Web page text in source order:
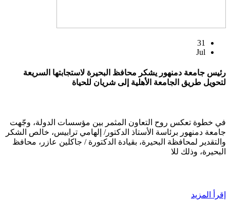
31
Jul
رئيس جامعة دمنهور يشكر محافظ البحيرة لاستجابتها السريعة
لتحويل طريق الجامعة الأهلية إلى شريان للحياة
في خطوة تعكس روح التعاون المثمر بين مؤسسات الدولة، وجّهت
جامعة دمنهور برئاسة الأستاذ الدكتور/ إلهامي ترابيس، خالص الشكر
والتقدير لمحافظة البحيرة، بقيادة الدكتورة / جاكلين عازر، محافظ
البحيرة، وذلك للا
إقرأ المزيد